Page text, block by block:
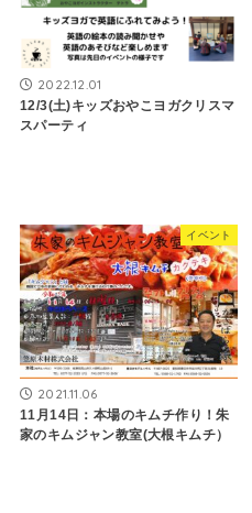
2022.12.01
12/3(土)キッズおやこヨガクリスマ
スパーティ
イベント
2021.11.06
11月14日：本場のキムチ作り！朱
家のキムジャン教室(大根キムチ）